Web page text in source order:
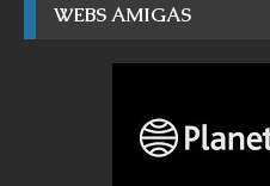
WEBS AMIGAS